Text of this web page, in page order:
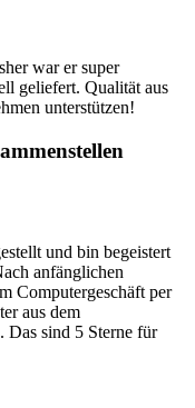
war er super
geliefert. Qualität aus
unterstützen!
und bin begeistert
anfänglichen
Computergeschäft per
aus dem
Das sind 5 Sterne für